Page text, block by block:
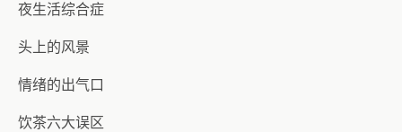
夜生活综合症
头上的风景
情绪的出气口
饮茶六大误区